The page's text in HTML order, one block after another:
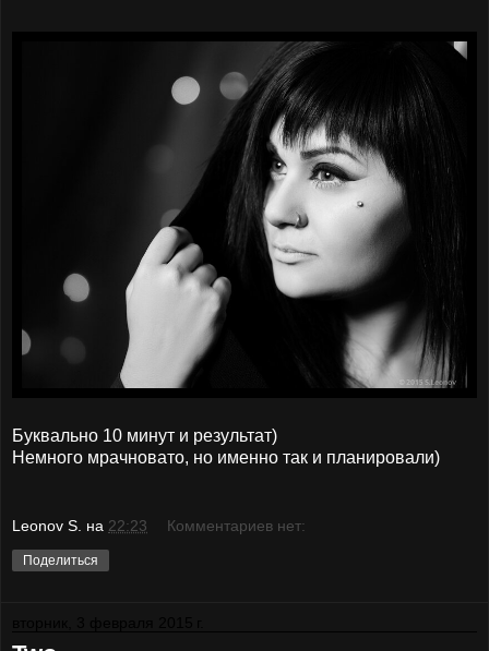
Буквально 10 минут и результат)
Немного мрачновато, но именно так и планировали)
Leonov S. на 22:23 Комментариев нет:
Поделиться